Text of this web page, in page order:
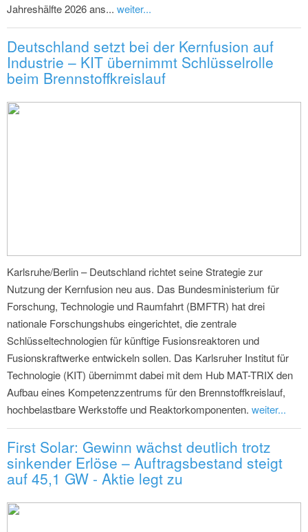
Jahreshälfte 2026 ans... weiter...
Deutschland setzt bei der Kernfusion auf
Industrie – KIT übernimmt Schlüsselrolle
beim Brennstoffkreislauf
Karlsruhe/Berlin – Deutschland richtet seine Strategie zur
Nutzung der Kernfusion neu aus. Das Bundesministerium für
Forschung, Technologie und Raumfahrt (BMFTR) hat drei
nationale Forschungshubs eingerichtet, die zentrale
Schlüsseltechnologien für künftige Fusionsreaktoren und
Fusionskraftwerke entwickeln sollen. Das Karlsruher Institut für
Technologie (KIT) übernimmt dabei mit dem Hub MAT-TRIX den
Aufbau eines Kompetenzzentrums für den Brennstoffkreislauf,
hochbelastbare Werkstoffe und Reaktorkomponenten. weiter...
First Solar: Gewinn wächst deutlich trotz
sinkender Erlöse – Auftragsbestand steigt
auf 45,1 GW - Aktie legt zu